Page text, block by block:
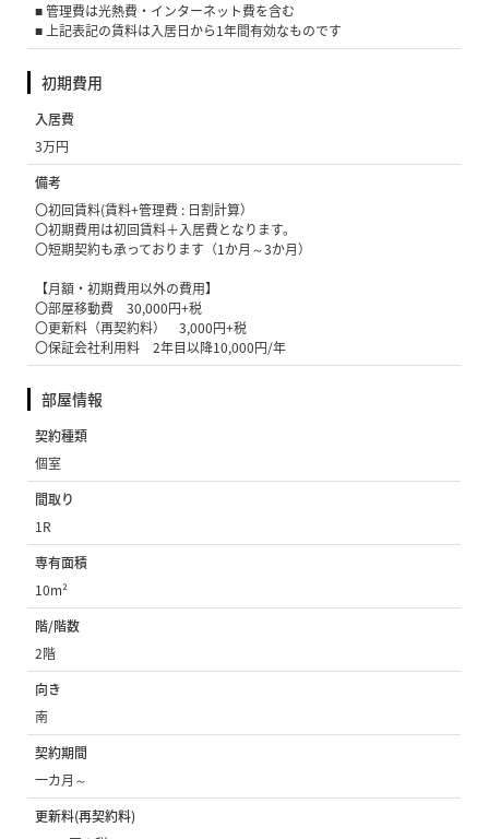
■ 管理費は光熱費・インターネット費を含む
■ 上記表記の賃料は入居日から1年間有効なものです
初期費用
入居費
3万円
備考
〇初回賃料(賃料+管理費 : 日割計算）
〇初期費用は初回賃料＋入居費となります。
〇短期契約も承っております（1か月～3か月）
【月額・初期費用以外の費用】
〇部屋移動費 30,000円+税
〇更新料（再契約料） 3,000円+税
〇保証会社利用料 2年目以降10,000円/年
部屋情報
契約種類
個室
間取り
1R
専有面積
10m²
階/階数
2階
向き
南
契約期間
一カ月～
更新料(再契約料)